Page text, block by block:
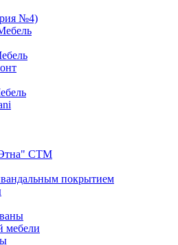
№4)
СТМ
покрытием
мебели